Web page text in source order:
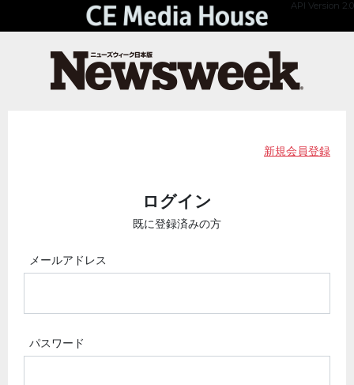
API Version 2.0
新規会員登録
ログイン
既に登録済みの方
メールアドレス
パスワード